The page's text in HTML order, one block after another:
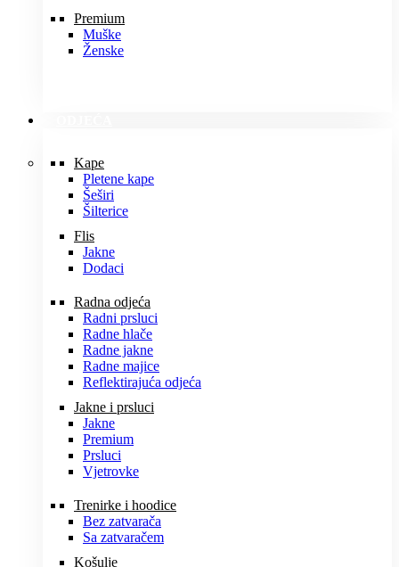
Premium
Muške
Ženske
Kape
Pletene kape
Šeširi
Šilterice
Flis
Jakne
Dodaci
Radna odjeća
Radni prsluci
Radne hlače
Radne jakne
Radne majice
Reflektirajuća odjeća
Jakne i prsluci
Jakne
Premium
Prsluci
Vjetrovke
Trenirke i hoodice
Bez zatvarača
Sa zatvaračem
Košulje